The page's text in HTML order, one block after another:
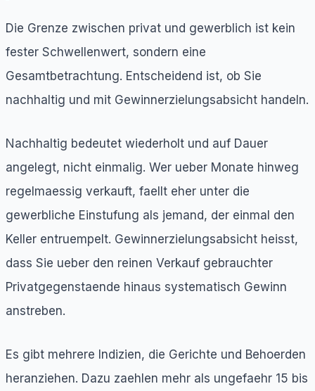
Die Grenze zwischen privat und gewerblich ist kein
fester Schwellenwert, sondern eine
Gesamtbetrachtung. Entscheidend ist, ob Sie
nachhaltig und mit Gewinnerzielungsabsicht handeln.
Nachhaltig bedeutet wiederholt und auf Dauer
angelegt, nicht einmalig. Wer ueber Monate hinweg
regelmaessig verkauft, faellt eher unter die
gewerbliche Einstufung als jemand, der einmal den
Keller entruempelt. Gewinnerzielungsabsicht heisst,
dass Sie ueber den reinen Verkauf gebrauchter
Privatgegenstaende hinaus systematisch Gewinn
anstreben.
Es gibt mehrere Indizien, die Gerichte und Behoerden
heranziehen. Dazu zaehlen mehr als ungefaehr 15 bis